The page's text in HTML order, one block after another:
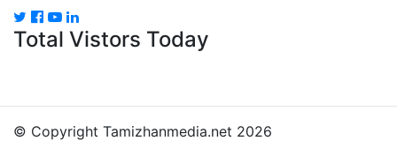
Total Vistors Today
© Copyright Tamizhanmedia.net 2026